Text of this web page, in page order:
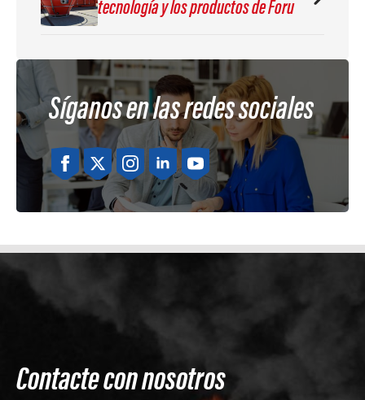
tecnología y los productos de Foru
Síganos en las redes sociales
Contacte con nosotros